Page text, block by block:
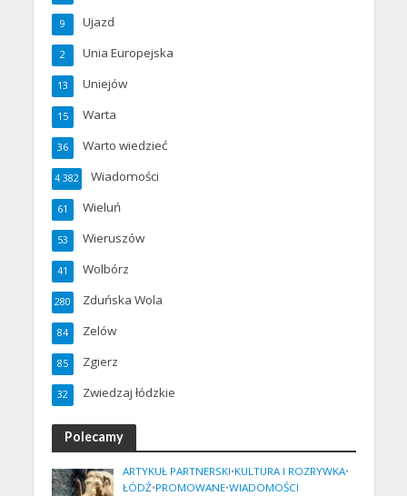
Ujazd
9
Unia Europejska
2
Uniejów
13
Warta
15
Warto wiedzieć
36
Wiadomości
4 382
Wieluń
61
Wieruszów
53
Wolbórz
41
Zduńska Wola
280
Zelów
84
Zgierz
85
Zwiedzaj łódzkie
32
Polecamy
ARTYKUŁ PARTNERSKI•KULTURA I ROZRYWKA•
ŁÓDŹ•PROMOWANE•WIADOMOŚCI